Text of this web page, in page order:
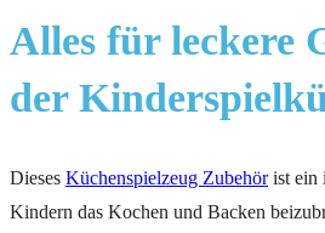
Alles für leckere
der
Dieses Küchenspielzeug Zubehörist ein
Kindern das Kochen und Backen